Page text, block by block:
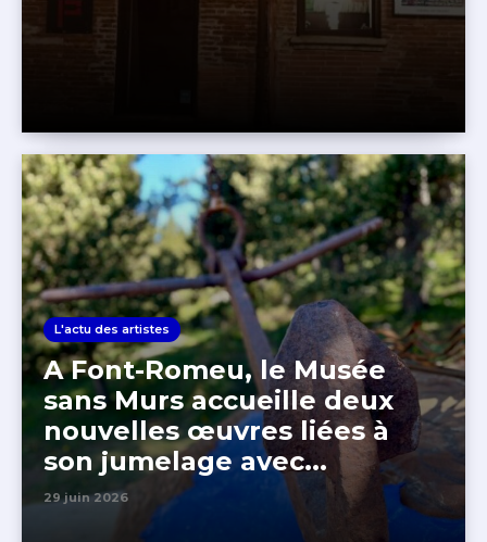
L'actu des artistes
A Font-Romeu, le Musée
sans Murs accueille deux
nouvelles œuvres liées à
son jumelage avec...
29 juin 2026